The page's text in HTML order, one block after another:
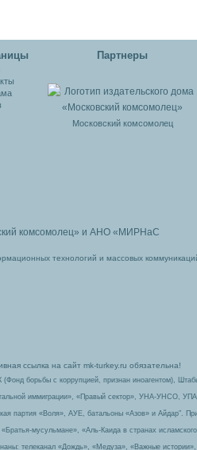
Партнеры
Московский комсомолец
комсомолец» и АНО «МИРНаС
технологий и массовых
ссылка на сайт mk-turkey.ru обязательна!
борьбы с коррупцией, признан иноагентом),
иммиграции», «Правый сектор», УНА-УНСО,
партия «Воля», АУЕ, батальоны «Азов» и Айдар″.
мусульмане», «Аль-Каида в странах
телеканал «Дождь», «Медуза», «Важные